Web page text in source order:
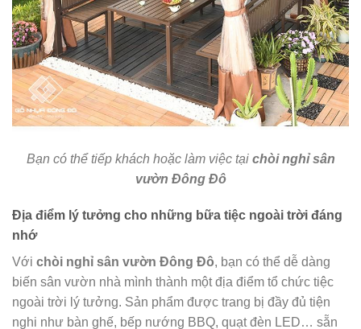
Bạn có thể tiếp khách hoặc làm việc tại chòi nghỉ sân
vườn Đông Đô
Địa điểm lý tưởng cho những bữa tiệc ngoài trời đáng
nhớ
Với chòi nghỉ sân vườn Đông Đô, bạn có thể dễ dàng
biến sân vườn nhà mình thành một địa điểm tổ chức tiệc
ngoài trời lý tưởng. Sản phẩm được trang bị đầy đủ tiện
nghi như bàn ghế, bếp nướng BBQ, quạt đèn LED… sẵn